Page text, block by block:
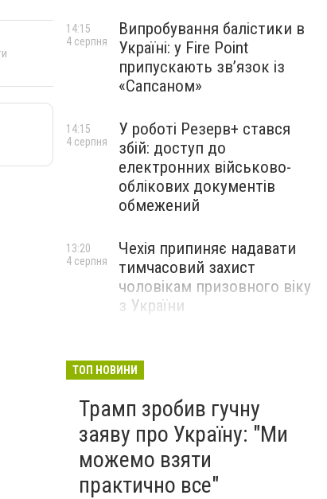
Випробування балістики в
Україні: у Fire Point
припускають зв’язок із
«Сапсаном»
14:15
4 серпня
У роботі Резерв+ стався
збій: доступ до
електронних військово-
облікових документів
обмежений
14:15
4 серпня
Чехія припиняє надавати
тимчасовий захист
чоловікам призовного віку
з України
13:20
4 серпня
ТОП НОВИНИ
Трамп зробив гучну
заяву про Україну: "Ми
можемо взяти
практично все"